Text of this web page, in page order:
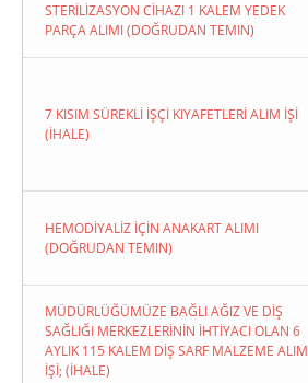
STERİLİZASYON CİHAZI 1 KALEM YEDEK
PARÇA ALIMI (DOĞRUDAN TEMIN)
7 KISIM SÜREKLİ İŞÇİ KIYAFETLERİ ALIM İŞİ
(İHALE)
HEMODİYALİZ İÇİN ANAKART ALIMI
(DOĞRUDAN TEMIN)
MÜDÜRLÜĞÜMÜZE BAĞLI AĞIZ VE DİŞ
SAĞLIĞI MERKEZLERİNİN İHTİYACI OLAN 6
AYLIK 115 KALEM DİŞ SARF MALZEME ALIM
İŞİ; (İHALE)